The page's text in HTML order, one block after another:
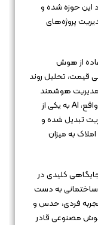
این حوزه شده و
پروژه‌های
از هوش
قیمت، تحلیل روند
مدیریت هوشمند
ساختمان‌ها، تقریباً غیرممکن شده است. در واقع، AI به یکی از
تبدیل شده و
به میزان
کلیدی در
ساختمانی به دست
فردی، حدس و
مصنوعی قادر